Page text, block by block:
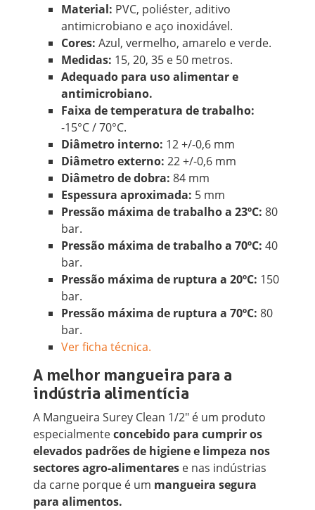
Material: PVC, poliéster, aditivo
antimicrobiano e aço inoxidável.
Cores: Azul, vermelho, amarelo e verde.
Medidas: 15, 20, 35 e 50 metros.
Adequado para uso alimentar e
antimicrobiano.
Faixa de temperatura de trabalho:
-15°C / 70°C.
Diâmetro interno: 12 +/-0,6 mm
Diâmetro externo: 22 +/-0,6 mm
Diâmetro de dobra: 84 mm
Espessura aproximada: 5 mm
Pressão máxima de trabalho a 23ºC: 80
bar.
Pressão máxima de trabalho a 70ºC: 40
bar.
Pressão máxima de ruptura a 20ºC: 150
bar.
Pressão máxima de ruptura a 70ºC: 80
bar.
Ver ficha técnica.
A melhor mangueira para a
indústria alimentícia
A Mangueira Surey Clean 1/2" é um produto
especialmenteconcebido para cumprir os
elevados padrões de higiene e limpeza nos
sectores agro-alimentares e nas indústrias
da carne porque é um mangueira segura
para alimentos.